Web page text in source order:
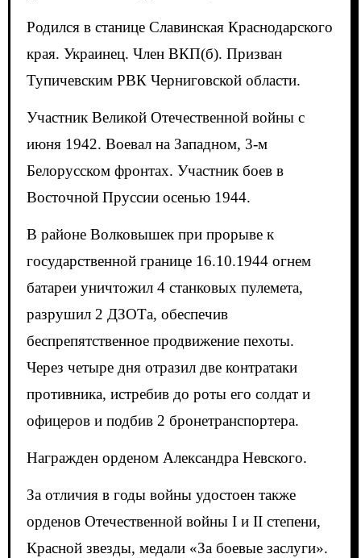
Родился в станице Славинская Краснодарского
края. Украинец. Член ВКП(б). Призван
Тупичевским РВК Черниговской области.
Участник Великой Отечественной войны с
июня 1942. Воевал на Западном, 3-м
Белорусском фронтах. Участник боев в
Восточной Пруссии осенью 1944.
В районе Волковышек при прорыве к
государственной границе 16.10.1944 огнем
батареи уничтожил 4 станковых пулемета,
разрушил 2 ДЗОТа, обеспечив
беспрепятственное продвижение пехоты.
Через четыре дня отразил две контратаки
противника, истребив до роты его солдат и
офицеров и подбив 2 бронетранспортера.
Награжден орденом Александра Невского.
За отличия в годы войны удостоен также
орденов Отечественной войны I и II степени,
Красной звезды, медали «За боевые заслуги».